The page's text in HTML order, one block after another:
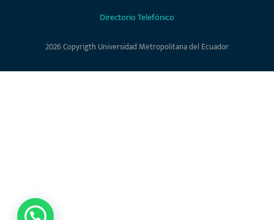
Directorio Telefónico
2026 Copyrigth Universidad Metropolitana del Ecuador